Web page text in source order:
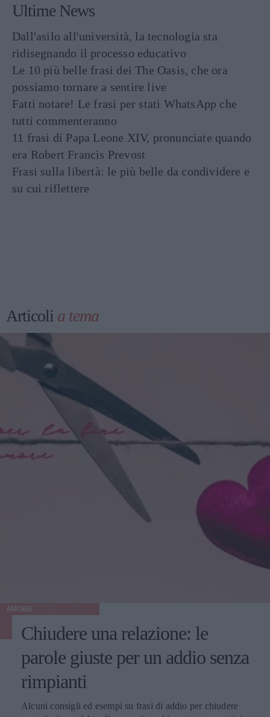
Ultime News
Dall'asilo all'università, la tecnologia sta
ridisegnando il processo educativo
Le 10 più belle frasi dei The Oasis, che ora
possiamo tornare a sentire live
Fatti notare! Le frasi per stati WhatsApp che
tutti commenteranno
11 frasi di Papa Leone XIV, pronunciate quando
era Robert Francis Prevost
Frasi sulla libertà: le più belle da condividere e
su cui riflettere
Articoli a tema
AMORE
Chiudere una relazione: le
parole giuste per un addio senza
rimpianti
Alcuni consigli ed esempi su frasi di addio per chiudere